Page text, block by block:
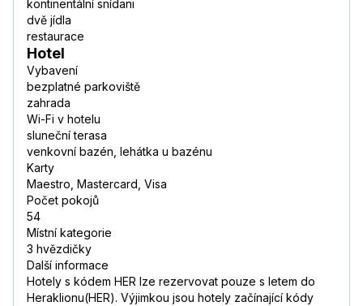
kontinentální snídani
dvě jídla
restaurace
Hotel
Vybavení
bezplatné parkoviště
zahrada
Wi-Fi v hotelu
sluneční terasa
venkovní bazén, lehátka u bazénu
Karty
Maestro, Mastercard, Visa
Počet pokojů
54
Místní kategorie
3 hvězdičky
Další informace
Hotely s kódem HER lze rezervovat pouze s letem do
Heraklionu(HER). Výjimkou jsou hotely začínající kódy